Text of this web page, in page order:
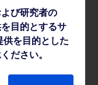
び研究者の
目的とするサ
供を目的とした
ださい。